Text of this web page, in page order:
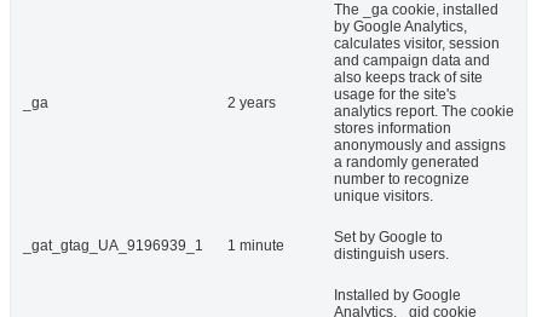
_ga 2 years
The _ga cookie, installed
by Google Analytics,
calculates visitor, session
and campaign data and
also keeps track of site
usage for the site's
analytics report. The cookie
stores information
anonymously and assigns
a randomly generated
number to recognize
unique visitors.
_gat_gtag_UA_9196939_1 1 minute
Set by Google to
distinguish users.
Installed by Google
Analytics, _gid cookie